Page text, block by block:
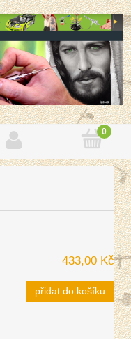
433,00 Kč
přidat do košíku